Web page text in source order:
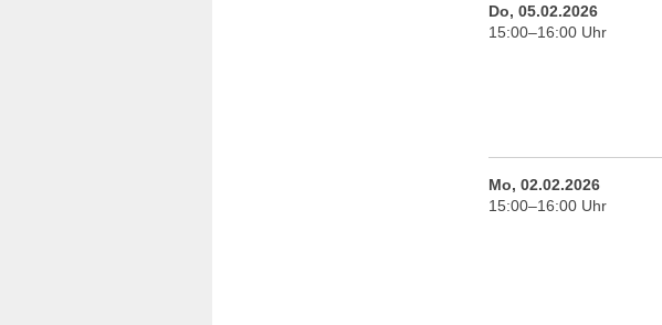
Do, 05.02.2026
15:00–16:00 Uhr
Mo, 02.02.2026
15:00–16:00 Uhr